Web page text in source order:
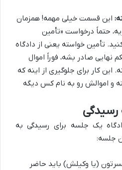
این قسمت خیلی مهمه! همزمان
حتماً درخواست «تأمین
تأمین خواسته یعنی از دادگاه
نهایی صادر بشه، فوراً اموال
کار برای جلوگیری از اینه که
و اموالش رو به نام کس دیگه
یک جلسه برای رسیدگی به
جلسه:
(یا وکیلش) باید حاضر